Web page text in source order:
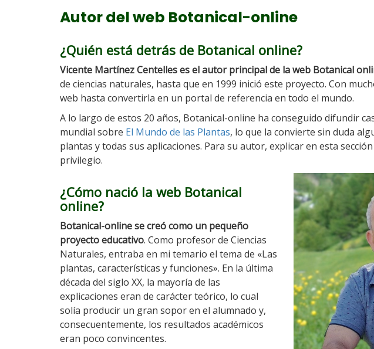
Autor del web Botanical-online
¿Quién está detrás de Botanical online?
Vicente Martínez Centelles es el autor principal de la web Botanical
de ciencias naturales, hasta que en 1999 inició este proyecto. Con
web hasta convertirla en un portal de referencia en todo el mundo.
A lo largo de estos 20 años, Botanical-online ha conseguido difundir
mundial sobre El Mundo de las Plantas, lo que la convierte sin duda
plantas y todas sus aplicaciones. Para su autor, explicar en esta
privilegio.
¿Cómo nació la web Botanical
online?
Botanical-online se creó como un pequeño
proyecto educativo. Como profesor de Ciencias
Naturales, entraba en mi temario el tema de «Las
plantas, características y funciones». En la última
década del siglo XX, la mayoría de las
explicaciones eran de carácter teórico, lo cual
solía producir un gran sopor en el alumnado y,
consecuentemente, los resultados académicos
eran poco convincentes.